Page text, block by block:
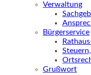
Verwaltung
Bürgerservice
Grußwort